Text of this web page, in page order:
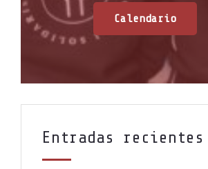
Calendario
Entradas recientes